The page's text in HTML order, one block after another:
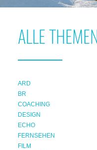
ALLE
ARD
BR
COACHING
DESIGN
ECHO
FERNSEHEN
FILM